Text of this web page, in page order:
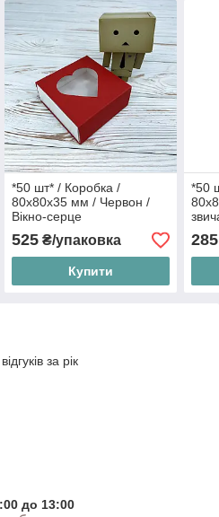
*50 шт* / Коробка /
80х80х35 мм / Червон /
Вікно-серце
525₴/упаковка
Купити
*50
285
за рік
до 13:00